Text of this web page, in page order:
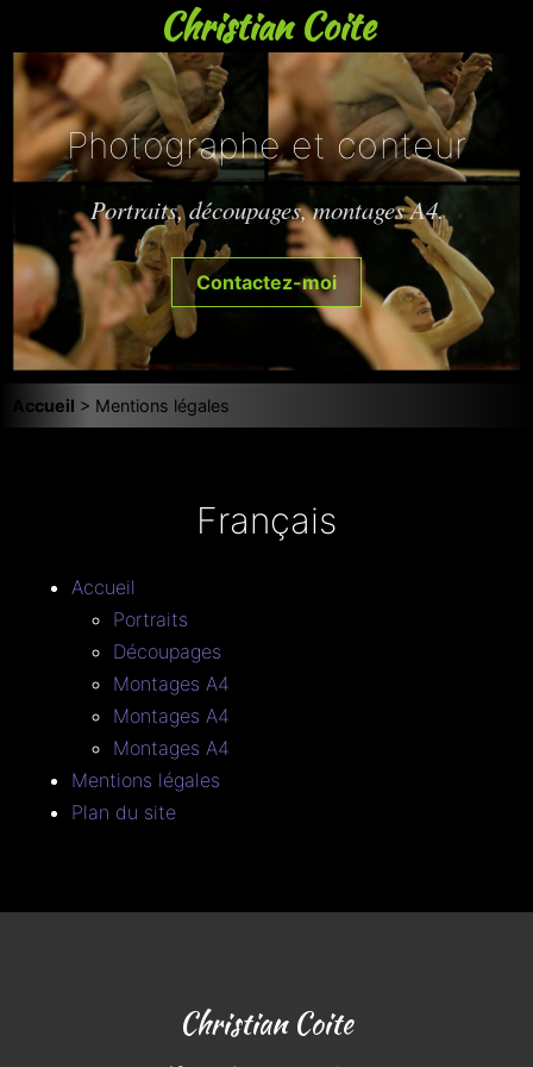
Christian Coite
Photographe et conteur
Portraits, découpages, montages A4.
Contactez-moi
Accueil > Mentions légales
Français
Accueil
Portraits
Découpages
Montages A4
Montages A4
Montages A4
Mentions légales
Plan du site
Christian Coite